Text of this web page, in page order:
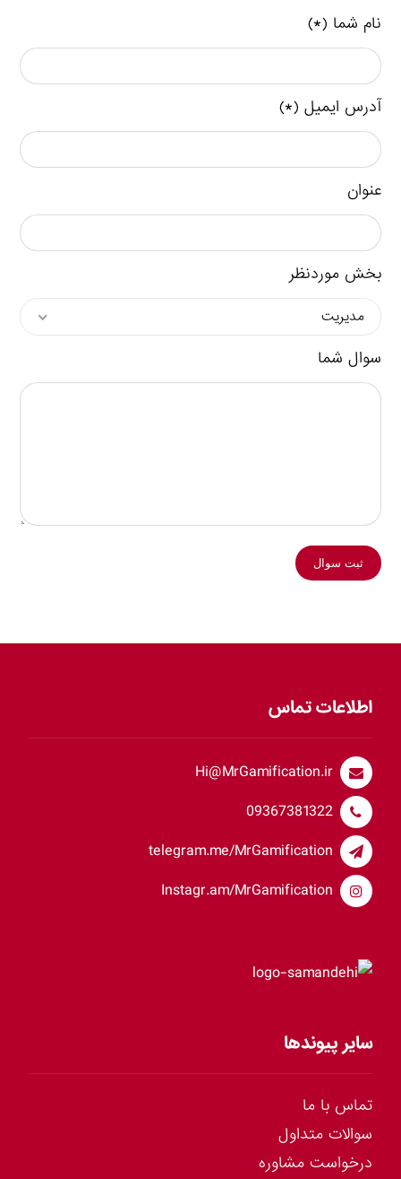
نام شما (*)
آدرس ایمیل (*)
عنوان
بخش موردنظر
مدیریت
سوال شما
ثبت سوال
اطلاعات تماس
Hi@MrGamification.ir
09367381322
telegram.me/MrGamification
Instagr.am/MrGamification
سایر پیوندها
تماس با ما
سوالات متداول
درخواست مشاوره